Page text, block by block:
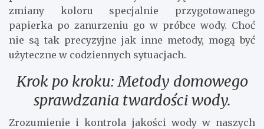
zmiany koloru specjalnie przygotowanego
papierka po zanurzeniu go w próbce wody. Choć
nie są tak precyzyjne jak inne metody, mogą być
użyteczne w codziennych sytuacjach.
Krok po kroku: Metody domowego
sprawdzania twardości wody.
Zrozumienie i kontrola jakości wody w naszych